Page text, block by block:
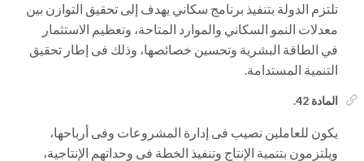
تلتزم الدولة بتنفيذ برنامج سكاني يهدف إلى تحقيق التوازن بين
معدلات النمو السكاني والموارد المتاحة، وتعظيم الاستثمار
في الطاقة البشرية وتحسين خصائصها، وذلك فى إطار تحقيق
التنمية المستدامة.
المادة 42.
يكون للعاملين نصيب فى إدارة المشروعات وفى أرباحها،
ويلتزمون بتنمية الإنتاج وتنفيذ الخطة فى وحداتهم الإنتاجية،